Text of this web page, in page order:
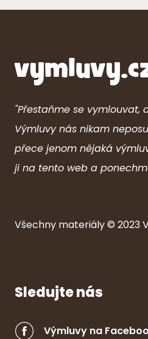
"Přestaňme se vymlouvat,
Výmluvy nás nikam
přece jenom nějaká
ji na tento web a
Všechny materiály © 2023
Sledujte nás
Výmluvy na